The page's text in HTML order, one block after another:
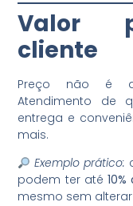
Valor
cliente
Preço não é
Atendimento de
entrega e
mais.
Exemplo prático:
podem ter até
mesmo sem